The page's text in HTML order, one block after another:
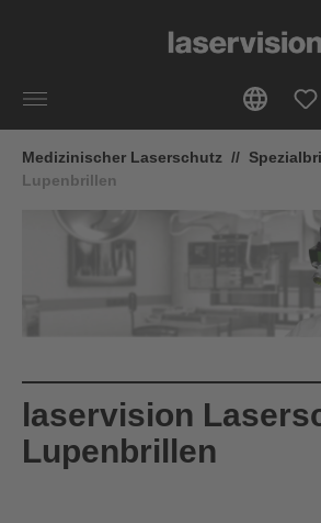
Medizinischer Laserschutz //
Lupenbrillen
laservision
Lupenbrillen